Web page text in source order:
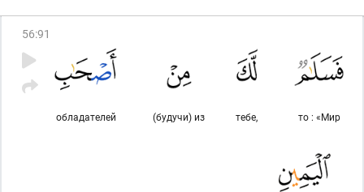
56:91
то : «Мир
тебе,
(будучи) из
обладателей